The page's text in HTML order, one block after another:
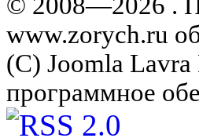
© 2008—2026 .
www.zorych.ru
(C) Joomla
программное